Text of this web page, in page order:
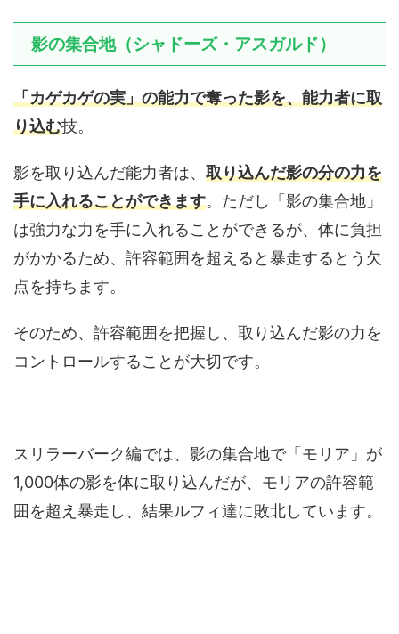
影の集合地（シャドーズ・アスガルド）
「カゲカゲの実」の能力で奪った影を、能力者に取
り込む技。
影を取り込んだ能力者は、 取り込んだ影の分の力を
手に入れることができます。ただし「影の集合地」
は強力な力を手に入れることができるが、体に負担
がかかるため、許容範囲を超えると暴走するとう欠
点を持ちます。
そのため、許容範囲を把握し、取り込んだ影の力を
コントロールすることが大切です。
スリラーバーク編では、影の集合地で「モリア」が
1,000体の影を体に取り込んだが、モリアの許容範
囲を超え暴走し、結果ルフィ達に敗北しています。